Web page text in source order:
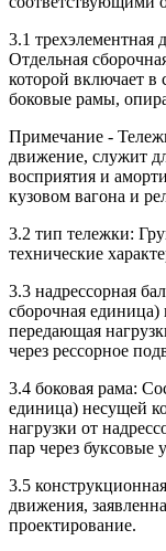
3.1 трехэлементная
Отдельная
которой включает в
боковые рамы,
Примечание -
движение, служит
восприятия и
кузовом вагона и
3.2 тип тележки:
технические
3.3 надрессорная
сборочная
передающая
через рессорное
3.4 боковая рама:
единица) несущей
нагрузки от
пар через буксовые
3.5
движения,
проектирование.